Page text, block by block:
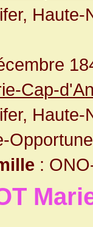
Haute-
Cap-
Haute-
Opportune
: